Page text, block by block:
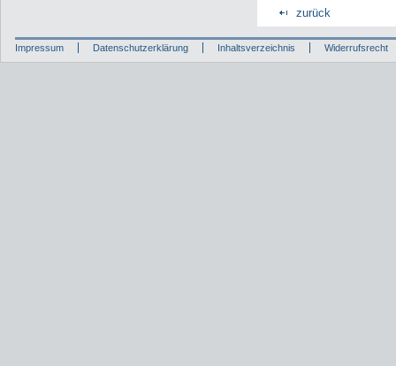
zurück
Impressum Datenschutzerklärung Inhaltsverzeichnis Widerrufsrecht